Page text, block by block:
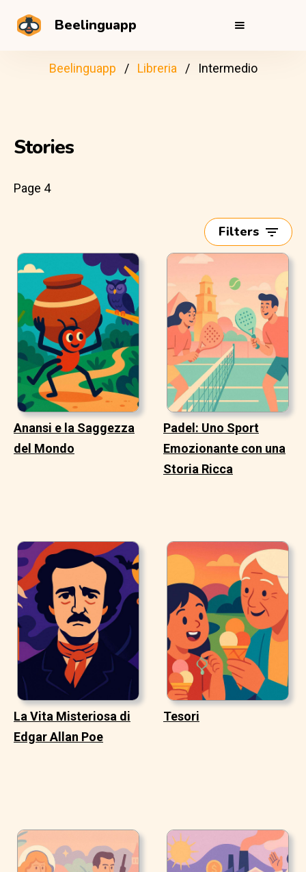
Beelinguapp
Beelinguapp Libreria Intermedio
Stories
Page 4
Filters
Anansi e la Saggezza
del Mondo
Padel: Uno Sport
Emozionante con una
Storia Ricca
La Vita Misteriosa di
Edgar Allan Poe
Tesori